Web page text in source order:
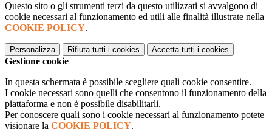
Questo sito o gli strumenti terzi da questo utilizzati si avvalgono di
cookie necessari al funzionamento ed utili alle finalità illustrate nella
COOKIE POLICY.
Personalizza Rifiuta tutti i cookies Accetta tutti i cookies
Gestione cookie
In questa schermata è possibile scegliere quali cookie consentire.
I cookie necessari sono quelli che consentono il funzionamento della
piattaforma e non è possibile disabilitarli.
Per conoscere quali sono i cookie necessari al funzionamento potete
visionare la COOKIE POLICY.